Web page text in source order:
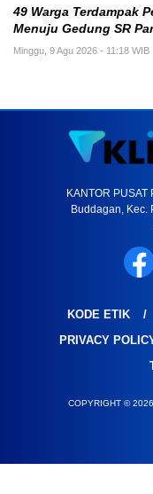
49 Warga Terdampak
Menuju Gedung SR
Minggu, 9 Agu 2026 - 11:18 WIB
KANTOR
Buddagan, Kec.
KODE ETIK
PRIVACY
COPYRIGHT ©